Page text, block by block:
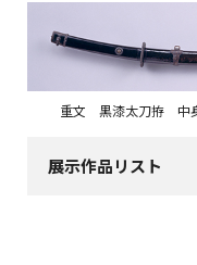
重文 黒漆太刀拵 中
展示作品リスト